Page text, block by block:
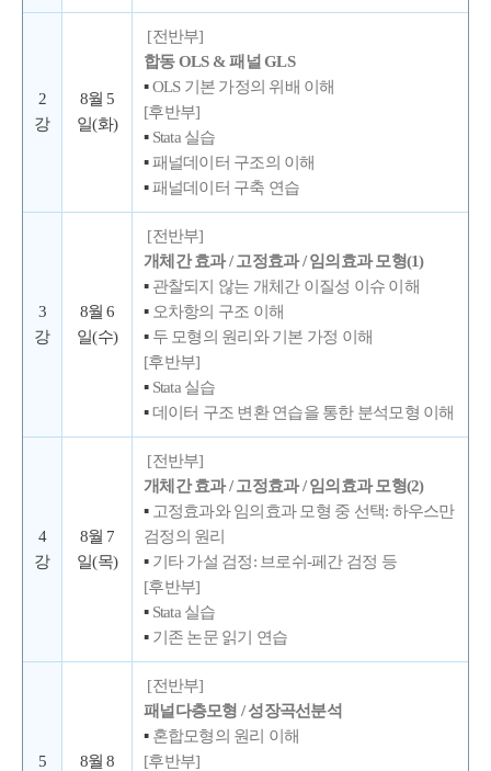
2
강
8월 5
일(화)
[전반부]
합동 OLS & 패널 GLS
▪OLS 기본 가정의 위배 이해
[후반부]
▪ Stata 실습
▪패널데이터 구조의 이해
▪패널데이터 구축 연습
3
강
8월 6
일(수)
[전반부]
개체간 효과 / 고정효과 / 임의효과 모형(1)
▪ 관찰되지 않는 개체간 이질성 이슈 이해
▪ 오차항의 구조 이해
▪ 두 모형의 원리와 기본 가정 이해
[후반부]
▪ Stata 실습
▪데이터 구조 변환 연습을 통한 분석모형 이해
4
강
8월 7
일(목)
[전반부]
개체간 효과 / 고정효과 / 임의효과 모형(2)
▪ 고정효과와 임의효과 모형 중 선택: 하우스만
검정의 원리
▪ 기타 가설 검정: 브로쉬-페간 검정 등
[후반부]
▪ Stata 실습
▪ 기존 논문 읽기 연습
5
8월 8
[전반부]
패널다층모형 / 성장곡선분석
▪ 혼합모형의 원리 이해
[후반부]